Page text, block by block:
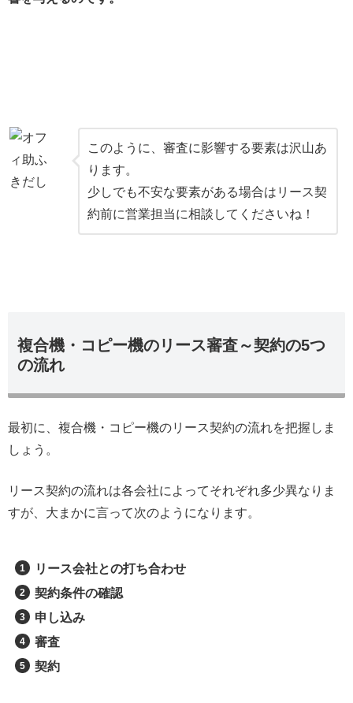
このように、審査に影響する要素は沢山あ
ります。
少しでも不安な要素がある場合はリース契
約前に営業担当に相談してくださいね！
複合機・コピー機のリース審査～契約の5つ
の流れ
最初に、複合機・コピー機のリース契約の流れを把握しま
しょう。
リース契約の流れは各会社によってそれぞれ多少異なりま
すが、大まかに言って次のようになります。
リース会社との打ち合わせ
契約条件の確認
申し込み
審査
契約